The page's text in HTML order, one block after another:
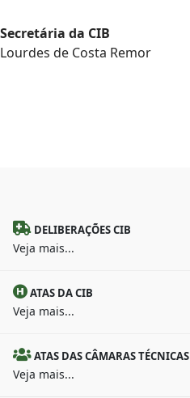
Secretária da CIB
Lourdes de Costa Remor
DELIBERAÇÕES CIB
Veja mais...
ATAS DA CIB
Veja mais...
ATAS DAS CÂMARAS TÉCNICAS
Veja mais...